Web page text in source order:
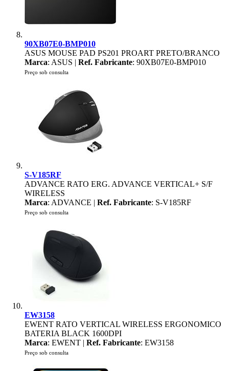
90XB07E0-BMP010
ASUS MOUSE PAD PS201 PROART PRETO/BRANCO
Marca: ASUS | Ref. Fabricante: 90XB07E0-BMP010
Preço sob consulta
S-V185RF
ADVANCE RATO ERG. ADVANCE VERTICAL+ S/F
WIRELESS
Marca: ADVANCE | Ref. Fabricante: S-V185RF
Preço sob consulta
EW3158
EWENT RATO VERTICAL WIRELESS ERGONOMICO
BATERIA BLACK 1600DPI
Marca: EWENT | Ref. Fabricante: EW3158
Preço sob consulta